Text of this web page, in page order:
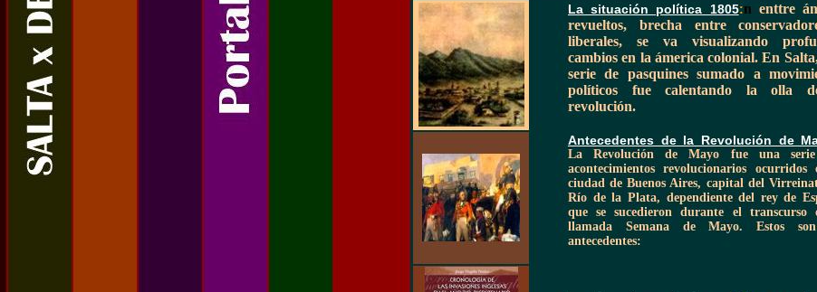
La situación política 1805:n enttre
revueltos, brecha entre
liberales, se va visualizando
cambios en la ámerica colonial. En
serie de pasquines sumado a
políticos fue calentando la olla
revolución.
Antecedentes de la Revolución de
La Revolución de Mayo fue una
acontecimientos revolucionarios ocurridos
ciudad de Buenos Aires, capital del
Río de la Plata, dependiente del rey de
que se sucedieron durante el transcurso
llamada Semana de Mayo. Estos
antecedentes: